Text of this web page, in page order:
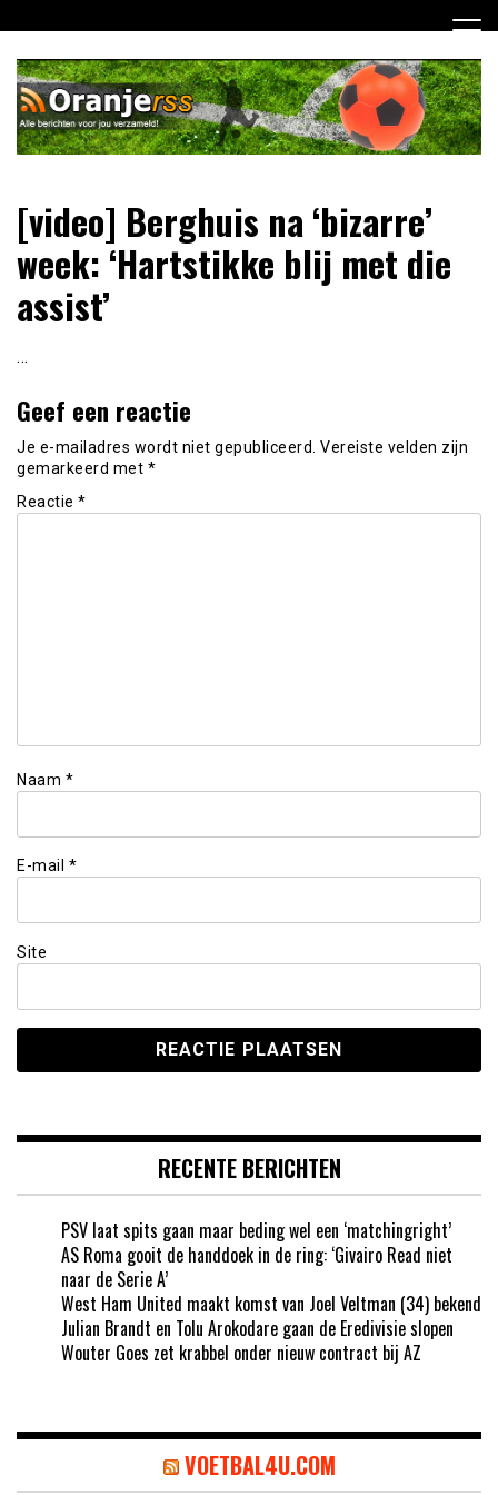
naar
inhoud
Oranje RSS
niets meer van het Nederlands Elftal op weg naar het EK
2012!
[video] Berghuis na ‘bizarre’
week: ‘Hartstikke blij met die
assist’
…
Geef een reactie
Je e-mailadres wordt niet gepubliceerd. Vereiste velden zijn
gemarkeerd met *
Reactie *
Naam *
E-mail *
Site
RECENTE BERICHTEN
PSV laat spits gaan maar beding wel een ‘matchingright’
AS Roma gooit de handdoek in de ring: ‘Givairo Read niet
naar de Serie A’
West Ham United maakt komst van Joel Veltman (34) bekend
Julian Brandt en Tolu Arokodare gaan de Eredivisie slopen
Wouter Goes zet krabbel onder nieuw contract bij AZ
VOETBAL4U.COM